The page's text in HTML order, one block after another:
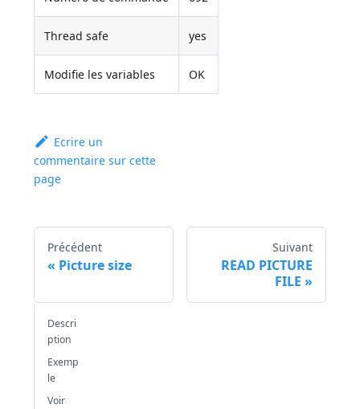
Thread safe yes
Modifie les variables OK
Ecrire un
commentaire sur cette
page
Précédent
Picture size
Suivant
READ PICTURE
FILE
Descri
ption
Exemp
le
Voir